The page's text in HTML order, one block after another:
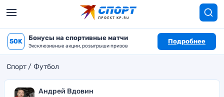
50K Бонусы на спортивные матчи
Эксклюзивные акции, розыгрыши призов
Подробнее
Спорт Футбол
Андрей Вдовин